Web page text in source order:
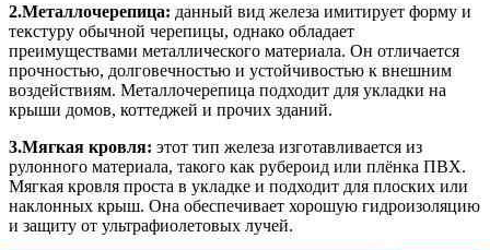
2.Металлочерепица: данный вид железа имитирует форму и
текстуру обычной черепицы, однако обладает
преимуществами металлического материала. Он отличается
прочностью, долговечностью и устойчивостью к внешним
воздействиям. Металлочерепица подходит для укладки на
крыши домов, коттеджей и прочих зданий.
3.Мягкая кровля: этот тип железа изготавливается из
рулонного материала, такого как рубероид или плёнка ПВХ.
Мягкая кровля проста в укладке и подходит для плоских или
наклонных крыш. Она обеспечивает хорошую гидроизоляцию
и защиту от ультрафиолетовых лучей.